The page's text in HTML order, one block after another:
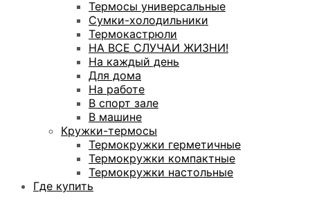
Термосы универсальные
Сумки-холодильники
Термокастрюли
НА ВСЕ СЛУЧАИ ЖИЗНИ!
На каждый день
Для дома
На работе
В спорт зале
В машине
Кружки-термосы
Термокружки герметичные
Термокружки компактные
Термокружки настольные
Где купить